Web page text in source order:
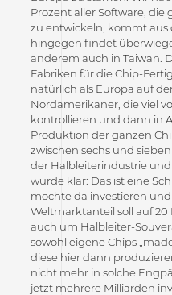
Prozent aller Software, die
zu entwickeln, kommt aus
hingegen findet
anderem auch in Taiwan.
Fabriken für die Chip-
natürlich als Europa auf
Nordamerikaner, die viel
kontrollieren und dann in
Produktion der ganzen
zwischen sechs und
der Halbleiterindustrie
wurde klar: Das ist eine
möchte da investieren
Weltmarktanteil soll auf
auch um Halbleiter-
sowohl eigene Chips
diese hier dann
nicht mehr in solche
jetzt mehrere Milliarden